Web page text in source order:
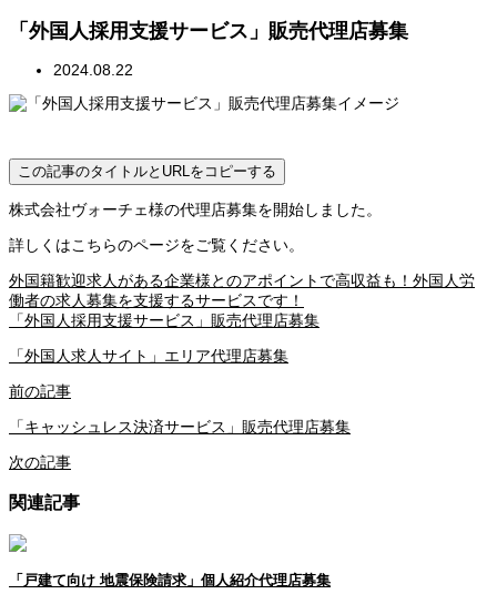
「外国人採用支援サービス」販売代理店募集
2024.08.22
この記事のタイトルとURLをコピーする
株式会社ヴォーチェ様の代理店募集を開始しました。
詳しくはこちらのページをご覧ください。
外国籍歓迎求人がある企業様とのアポイントで高収益も！外国人労
働者の求人募集を支援するサービスです！
「外国人採用支援サービス」販売代理店募集
「外国人求人サイト」エリア代理店募集
前の記事
「キャッシュレス決済サービス」販売代理店募集
次の記事
関連記事
「戸建て向け 地震保険請求」個人紹介代理店募集